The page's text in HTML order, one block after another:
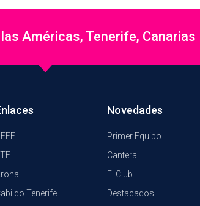
Américas, Tenerife, Canarias
Tenerife
Novedades
Primer Equipo
Cantera
El Club
Destacados